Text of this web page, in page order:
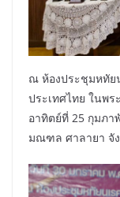
ณ ห้องประชุมหทั
ประเทศไทย ในพ
อาทิตย์ที่ 25 กุมภ
มณฑล ศาลายา จั